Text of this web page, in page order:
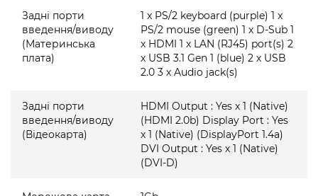
Задні порти
введення/виводу
(Материнська
плата)
1 x PS/2 keyboard (purple) 1 x
PS/2 mouse (green) 1 x D-Sub 1
x HDMI 1 x LAN (RJ45) port(s) 2
x USB 3.1 Gen 1 (blue) 2 x USB
2.0 3 x Audio jack(s)
Задні порти
введення/виводу
(Відеокарта)
HDMI Output : Yes x 1 (Native)
(HDMI 2.0b) Display Port : Yes
x 1 (Native) (DisplayPort 1.4a)
DVI Output : Yes x 1 (Native)
(DVI-D)